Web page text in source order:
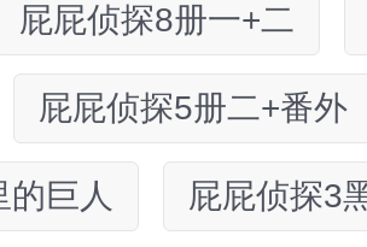
屁屁侦探8册一+二
屁屁侦探5册二+番外
巨人 屁屁侦探3